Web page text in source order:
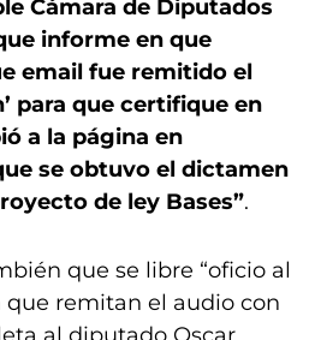
Cámara de Diputados
informe en que
email fue remitido el
para que certifique en
a la página en
se obtuvo el dictamen
de ley Bases”.
que se libre “oficio al
que remitan el audio con